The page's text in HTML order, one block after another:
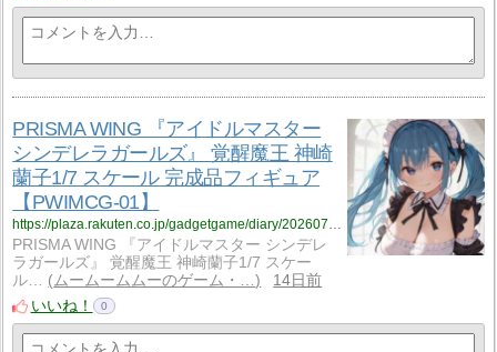
PRISMA WING 『アイドルマスター
シンデレラガールズ』 覚醒魔王 神崎
蘭子1/7 スケール 完成品フィギュア
【PWIMCG-01】
https://plaza.rakuten.co.jp/gadgetgame/diary/202607240000/
PRISMA WING 『アイドルマスター シンデレ
ラガールズ』 覚醒魔王 神崎蘭子1/7 スケー
ル…
ムームームムーのゲーム・…
14日前
いいね！
0